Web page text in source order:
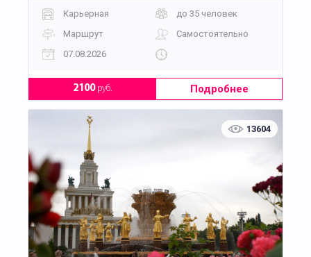
Карьерная
до 35 человек
Маршрут
Самостоятельно
07.08.2026
2100руб. Подробнее
13604